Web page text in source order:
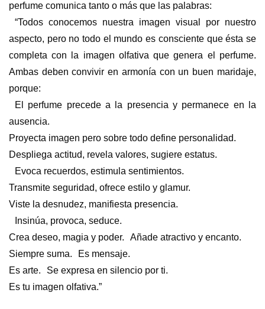
perfume comunica tanto o más que las palabras:
“Todos conocemos nuestra imagen visual por nuestro
aspecto, pero no todo el mundo es consciente que ésta se
completa con la imagen olfativa que genera el perfume.
Ambas deben convivir en armonía con un buen maridaje,
porque:
El perfume precede a la presencia y permanece en la
ausencia.
Proyecta imagen pero sobre todo define personalidad.
Despliega actitud, revela valores, sugiere estatus.
Evoca recuerdos, estimula sentimientos.
Transmite seguridad, ofrece estilo y glamur.
Viste la desnudez, manifiesta presencia.
Insinúa, provoca, seduce.
Crea deseo, magia y poder. Añade atractivo y encanto.
Siempre suma. Es mensaje.
Es arte. Se expresa en silencio por ti.
Es tu imagen olfativa.”